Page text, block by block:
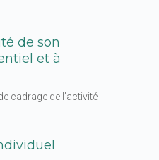
de son
et à
cadrage de l’activité